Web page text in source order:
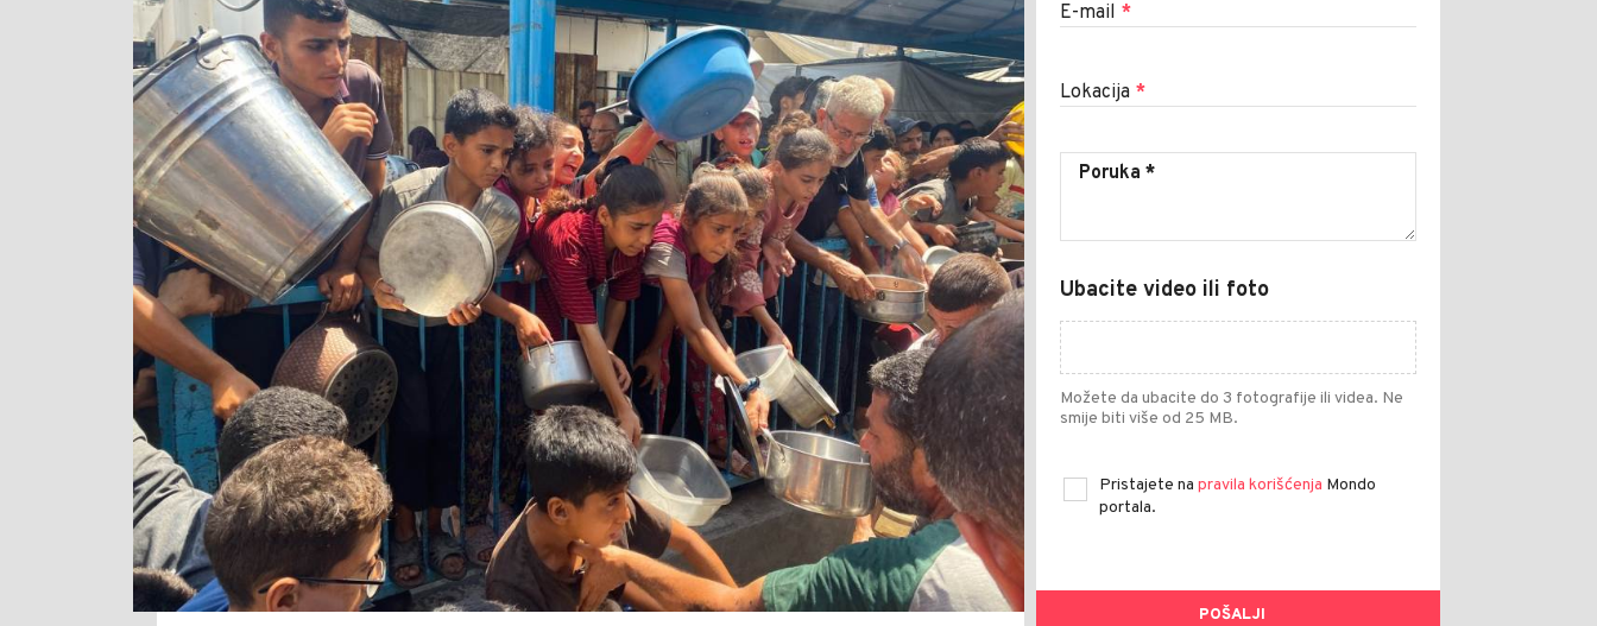
E-mail *
Lokacija *
Ubacite video ili foto
Možete da ubacite do 3 fotografije ili videa. Ne
smije biti više od 25 MB.
Pristajete na pravila korišćenja Mondo
portala.
POŠALJI